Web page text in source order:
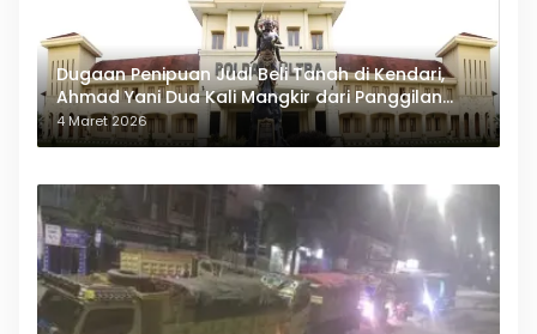
Dugaan Penipuan Jual Beli Tanah di Kendari,
Ahmad Yani Dua Kali Mangkir dari Panggilan
Polda Sultra
4 Maret 2026